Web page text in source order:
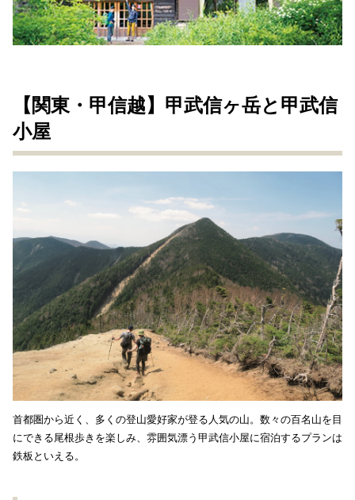
【関東・甲信越】甲武信ヶ岳と甲武信
小屋
首都圏から近く、多くの登山愛好家が登る人気の山。数々の百名山を目
にできる尾根歩きを楽しみ、雰囲気漂う甲武信小屋に宿泊するプランは
鉄板といえる。